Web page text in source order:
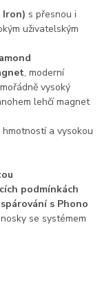
Iron) s přesnou i
uživatelským
, moderní
vysoký
lehčí magnet
a vysokou
podmínkách
s Phono
se systémem